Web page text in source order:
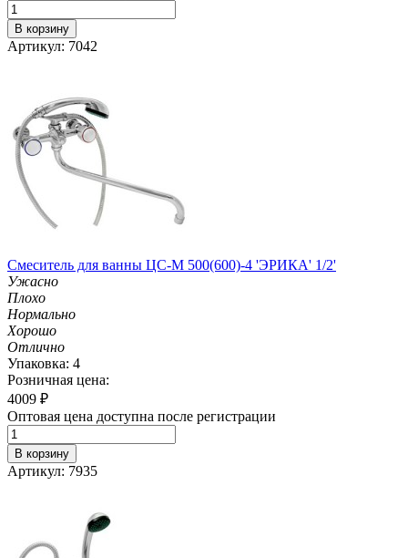
В корзину
Артикул: 7042
Смеситель для ванны ЦС-М 500(600)-4 'ЭРИКА' 1/2'
Ужасно
Плохо
Нормально
Хорошо
Отлично
Упаковка: 4
Розничная цена:
4009 ₽
Оптовая цена доступна после регистрации
В корзину
Артикул: 7935